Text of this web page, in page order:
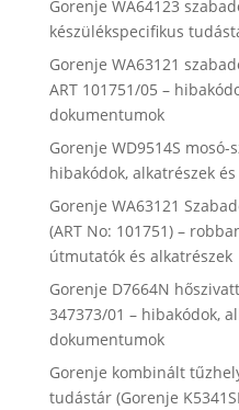
Gorenje WA64123
készülékspecifikus
Gorenje WA63121
ART 101751/05 –
dokumentumok
Gorenje WD9514S mosó-
hibakódok, alkatrészek
Gorenje WA63121
(ART No: 101751) –
útmutatók és alkatrészek
Gorenje D7664N
347373/01 – hibakódok,
dokumentumok
Gorenje kombinált
tudástár (Gorenje